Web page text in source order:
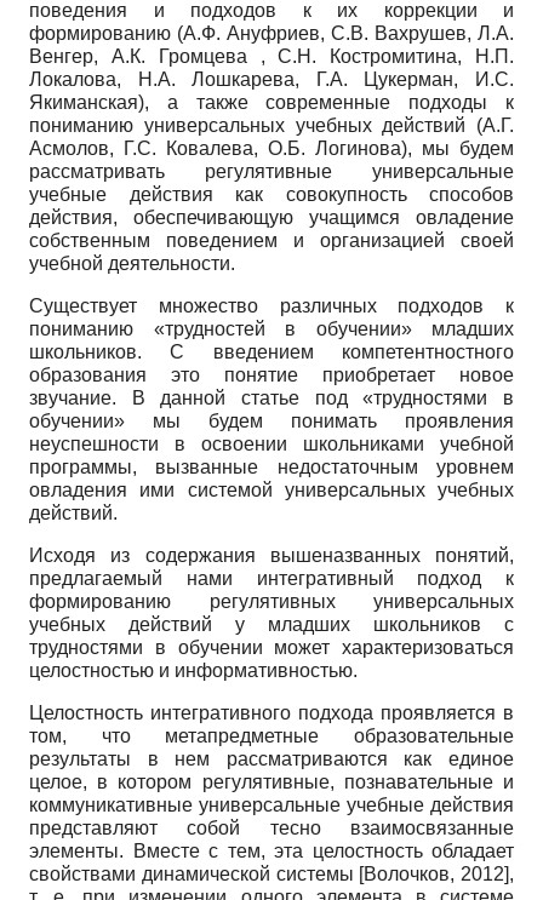
поведения и подходов к их коррекции и
формированию (А.Ф. Ануфриев, С.В. Вахрушев, Л.А.
Венгер, А.К. Громцева , С.Н. Костромитина, Н.П.
Локалова, Н.А. Лошкарева, Г.А. Цукерман, И.С.
Якиманская), а также современные подходы к
пониманию универсальных учебных действий (А.Г.
Асмолов, Г.С. Ковалева, О.Б. Логинова), мы будем
рассматривать регулятивные универсальные
учебные действия как совокупность способов
действия, обеспечивающую учащимся овладение
собственным поведением и организацией своей
учебной деятельности.
Существует множество различных подходов к
пониманию «трудностей в обучении» младших
школьников. С введением компетентностного
образования это понятие приобретает новое
звучание. В данной статье под «трудностями в
обучении» мы будем понимать проявления
неуспешности в освоении школьниками учебной
программы, вызванные недостаточным уровнем
овладения ими системой универсальных учебных
действий.
Исходя из содержания вышеназванных понятий,
предлагаемый нами интегративный подход к
формированию регулятивных универсальных
учебных действий у младших школьников с
трудностями в обучении может характеризоваться
целостностью и информативностью.
Целостность интегративного подхода проявляется в
том, что метапредметные образовательные
результаты в нем рассматриваются как единое
целое, в котором регулятивные, познавательные и
коммуникативные универсальные учебные действия
представляют собой тесно взаимосвязанные
элементы. Вместе с тем, эта целостность обладает
свойствами динамической системы [Волочков, 2012],